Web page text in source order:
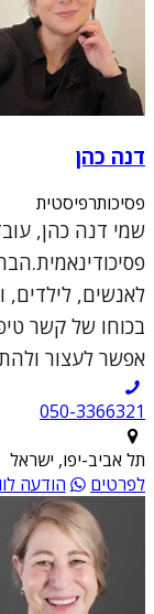
דנה כהן
פסיכותרפיסטית
לאנשים, לילדים,
בכוחו של קשר
אפשר לעצור
050-3366321
תל אביב-יפו, ישראל
לפרטים
הודעה